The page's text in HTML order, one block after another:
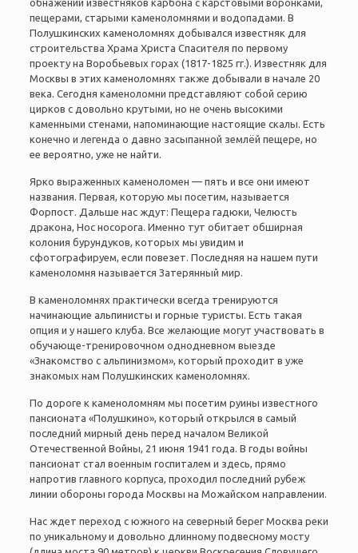
обнажений известняков карбона с карстовыми воронками,
пещерами, старыми каменоломнями и водопадами. В
Полушкинских каменоломнях добывался известняк для
строительства Храма Христа Спасителя по первому
проекту на Воробьевых горах (1817-1825 гг.). Известняк для
Москвы в этих каменоломнях также добывали в начале 20
века. Сегодня каменоломни представляют собой серию
цирков с довольно крутыми, но не очень высокими
каменными стенами, напоминающие настоящие скалы. Есть
конечно и легенда о давно засыпанной землёй пещере, но
ее вероятно, уже не найти.
Ярко выраженных каменоломен — пять и все они имеют
названия. Первая, которую мы посетим, называется
Форпост. Дальше нас ждут: Пещера гадюки, Челюсть
дракона, Нос носорога. Именно тут обитает обширная
колония бурундуков, которых мы увидим и
сфотографируем, если повезет. Последняя на нашем пути
каменоломня называется Затерянный мир.
В каменоломнях практически всегда тренируются
начинающие альпинисты и горные туристы. Есть такая
опция и у нашего клуба. Все желающие могут участвовать в
обучающе-тренировочном однодневном выезде
«Знакомство с альпинизмом», который проходит в уже
знакомых нам Полушкинских каменоломнях.
По дороге к каменоломням мы посетим руины известного
пансионата «Полушкино», который открылся в самый
последний мирный день перед началом Великой
Отечественной Войны, 21 июня 1941 года. В годы войны
пансионат стал военным госпиталем и здесь, прямо
напротив главного корпуса, проходил последний рубеж
линии обороны города Москвы на Можайском направлении.
Нас ждет переход с южного на северный берег Москва реки
по уникальному и довольно длинному подвесному мосту